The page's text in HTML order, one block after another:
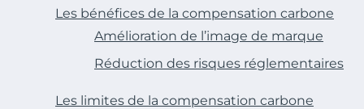
Les bénéfices de la compensation carbone
Amélioration de l’image de marque
Réduction des risques réglementaires
Les limites de la compensation carbone